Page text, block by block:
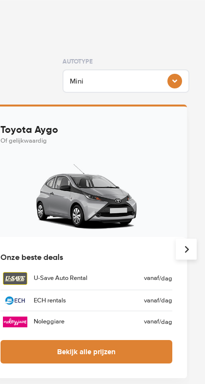
AUTOTYPE
Mini
Toyota Aygo
Of gelijkwaardig
Onze beste deals
U-Save Auto Rental vanaf/dag
ECH rentals vanaf/dag
Noleggiare vanaf/dag
Bekijk alle prijzen